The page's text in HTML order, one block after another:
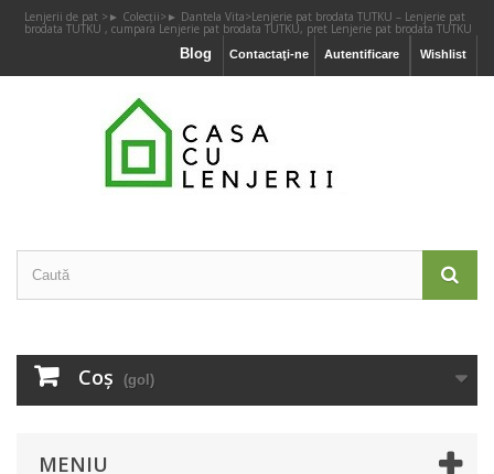
Lenjerii de pat > ► Colecții> ► Dantela Vita>Lenjerie pat brodata TUTKU – Lenjerie pat
brodata TUTKU , cumpara Lenjerie pat brodata TUTKU, pret Lenjerie pat brodata TUTKU
Wishlist
Autentificare
Contactaţi-ne
Blog
Coş (gol)
MENIU